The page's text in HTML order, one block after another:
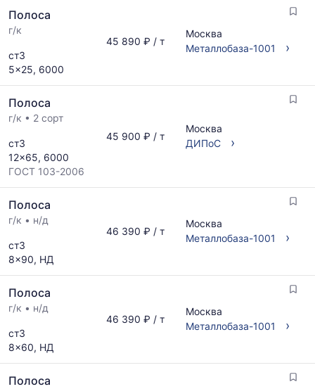
Полоса
г/к
ст3
5x25, 6000
45 890 ₽ / т
Москва
Металлобаза-1001
›
Полоса
г/к • 2 сорт
ст3
12x65, 6000
ГОСТ 103-2006
45 900 ₽ / т
Москва
ДИПоС
›
Полоса
г/к • н/д
ст3
8x90, НД
46 390 ₽ / т
Москва
Металлобаза-1001
›
Полоса
г/к • н/д
ст3
8x60, НД
46 390 ₽ / т
Москва
Металлобаза-1001
›
Полоса